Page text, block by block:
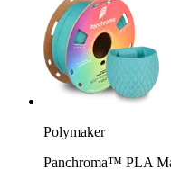
Polymaker
Panchroma™ PLA